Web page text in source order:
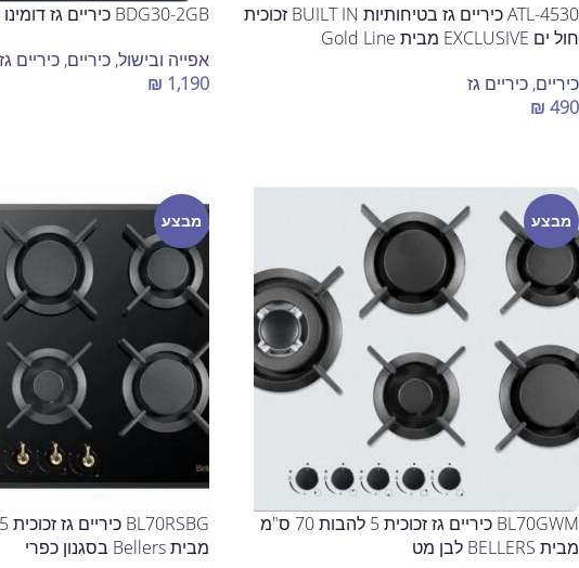
ATL-4530 כיריים גז בטיחותיות BUILT IN זכוכית
חול ים EXCLUSIVE מבית Gold Line
כיריים, כיריים גז
₪ 490
BDG30-2GB כיריים גז דומינו מבית BELLERS
אפייה ובישול, כיריים, כיריים גז
₪ 1,190
מבצע
BL70GWM כיריים גז זכוכית 5 להבות 70 ס"מ
מבית BELLERS לבן מט
מבצע
מבית Bellers בסגנון כפרי